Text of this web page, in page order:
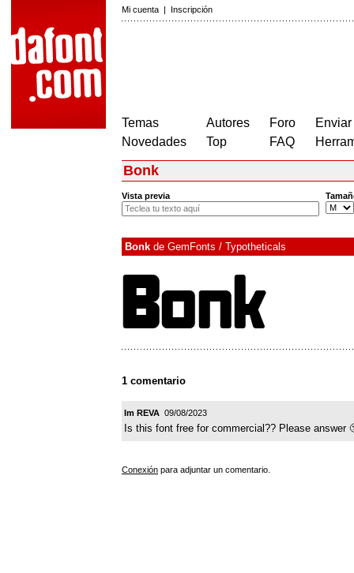
Mi cuenta | Inscripción
Temas
Novedades
Autores
Top
Foro
FAQ
Bonk
Vista previa
Bonk de GemFonts / Typotheticals
1 comentario
Im REVA 09/08/2023
Is this font free for commercial?? Please answer
Conexión para adjuntar un comentario.